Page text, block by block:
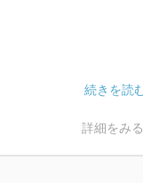
詳細をみる